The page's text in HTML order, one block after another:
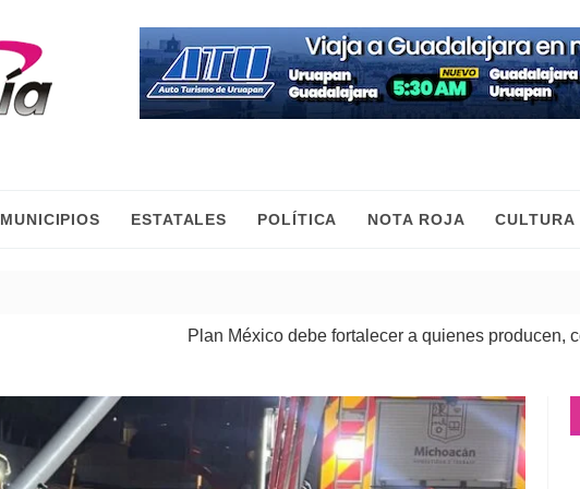
MUNICIPIOS ESTATALES POLÍTICA NOTA ROJA CULTURA
Plan México debe fortalecer a quienes producen, comercian y